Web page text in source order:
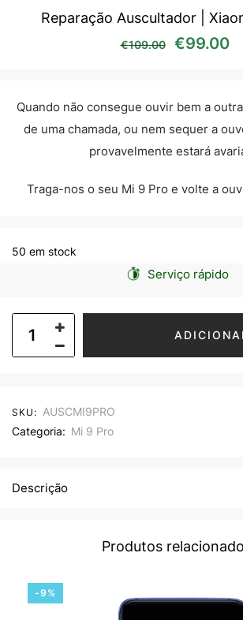
Reparação Auscultador |
€109.00 O preço
€99.00
Quando não consegue ouvir bem a
de uma chamada, ou nem sequer a
provavelmente estará
Traga-nos o seu Mi 9 Pro e volte a
50 em stock
Serviço rápido
SKU: AUSCMI9PRO
Categoria: Mi 9 Pro
Descrição
Produtos
-9%